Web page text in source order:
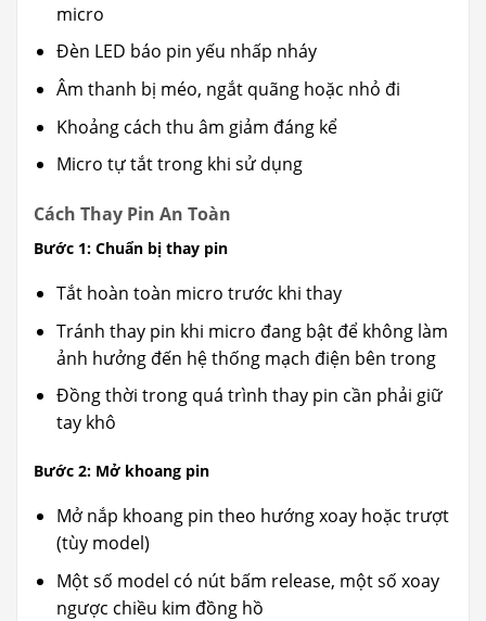
micro
Đèn LED báo pin yếu nhấp nháy
Âm thanh bị méo, ngắt quãng hoặc nhỏ đi
Khoảng cách thu âm giảm đáng kể
Micro tự tắt trong khi sử dụng
Cách Thay Pin An Toàn
Bước 1: Chuẩn bị thay pin
Tắt hoàn toàn micro trước khi thay
Tránh thay pin khi micro đang bật để không làm
ảnh hưởng đến hệ thống mạch điện bên trong
Đồng thời trong quá trình thay pin cần phải giữ
tay khô
Bước 2: Mở khoang pin
Mở nắp khoang pin theo hướng xoay hoặc trượt
(tùy model)
Một số model có nút bấm release, một số xoay
ngược chiều kim đồng hồ